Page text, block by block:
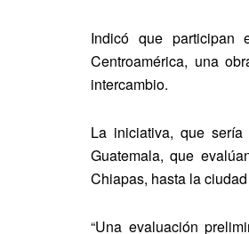
Indicó que participan
Centroamérica, una
intercambio.
La iniciativa, que
Guatemala, que
Chiapas, hasta la
“Una evaluación